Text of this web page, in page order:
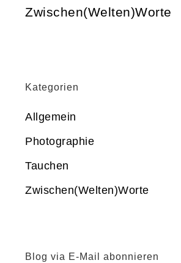
Zwischen(Welten)Worte
Kategorien
Allgemein
Photographie
Tauchen
Zwischen(Welten)Worte
Blog via E-Mail abonnieren